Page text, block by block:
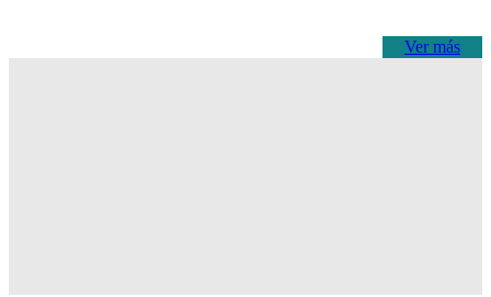
Ver más